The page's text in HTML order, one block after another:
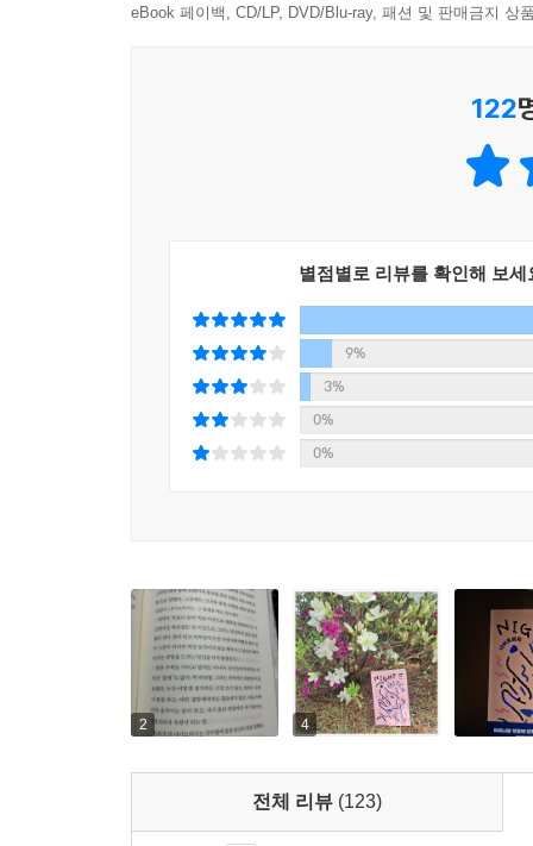
주인공은 비로소 알게 된다. “사회, 성년, 결혼,
그러나 동물로 변신함으로써 그녀는 이상적인
이름이 제시되지 않는 주인공, ‘나이트비치’라는
때문이다. 그리고 이렇게 결이 다른 세계의 문턱
가장 막강하고 그 기질은 가장 변덕스러운 상태
죽음 그 자체와는 별개로 출산은 아마 인간이 겪
것이에요. 왜냐하면 현대의 모성은 중성화되고 살
eBook 페이백, CD/LP, DVD/Blu-ray, 패션 및 판매금지 상
122
별점별로 리뷰를 확인해 보세
9%
3%
0%
0%
2 4
전체 리뷰 (123)